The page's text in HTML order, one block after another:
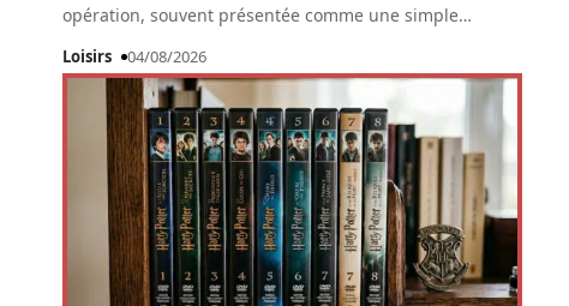
opération, souvent présentée comme une simple…
Loisirs 04/08/2026